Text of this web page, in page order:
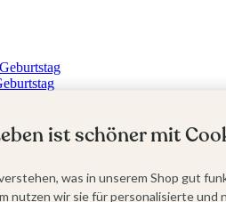
ist schöner mit
was in unserem Shop gut
nutzen wir sie für personalisierte